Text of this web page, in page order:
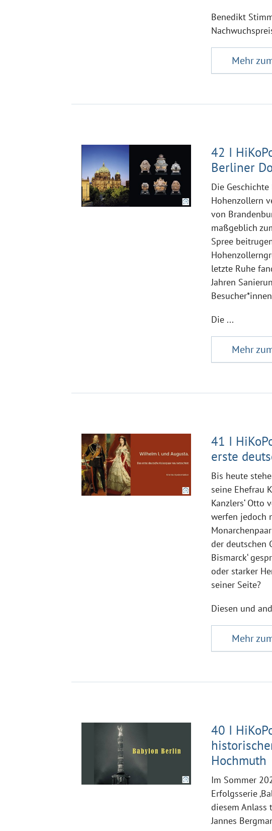
Benedikt
Mehr
42 I
Berliner
Die
Hohenzollern
von
maßgeblich
Spree
letzte Ruhe
Jahren
Die ...
Mehr
41 I
erste
Bis heute
seine Ehefrau
Kanzlers‘ Otto
werfen jedoch
der deutschen
Bismarck‘
oder starker
seiner Seite?
Diesen und
Mehr
40 I
Hochmuth
Im Sommer
Erfolgsserie
diesem Anlass
Jannes